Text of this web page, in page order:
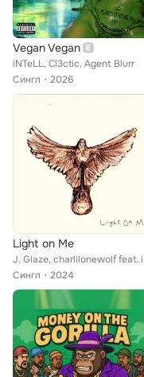
Vegan Vegan
iNTeLL, Cl3ctic, Agent Blurr
Сингл
2026
Light on Me
J.
Сингл
2024